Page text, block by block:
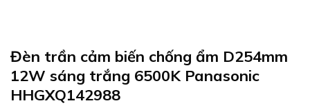
Đèn trần cảm biến chống ẩm D254mm
12W sáng trắng 6500K Panasonic
HHGXQ142988